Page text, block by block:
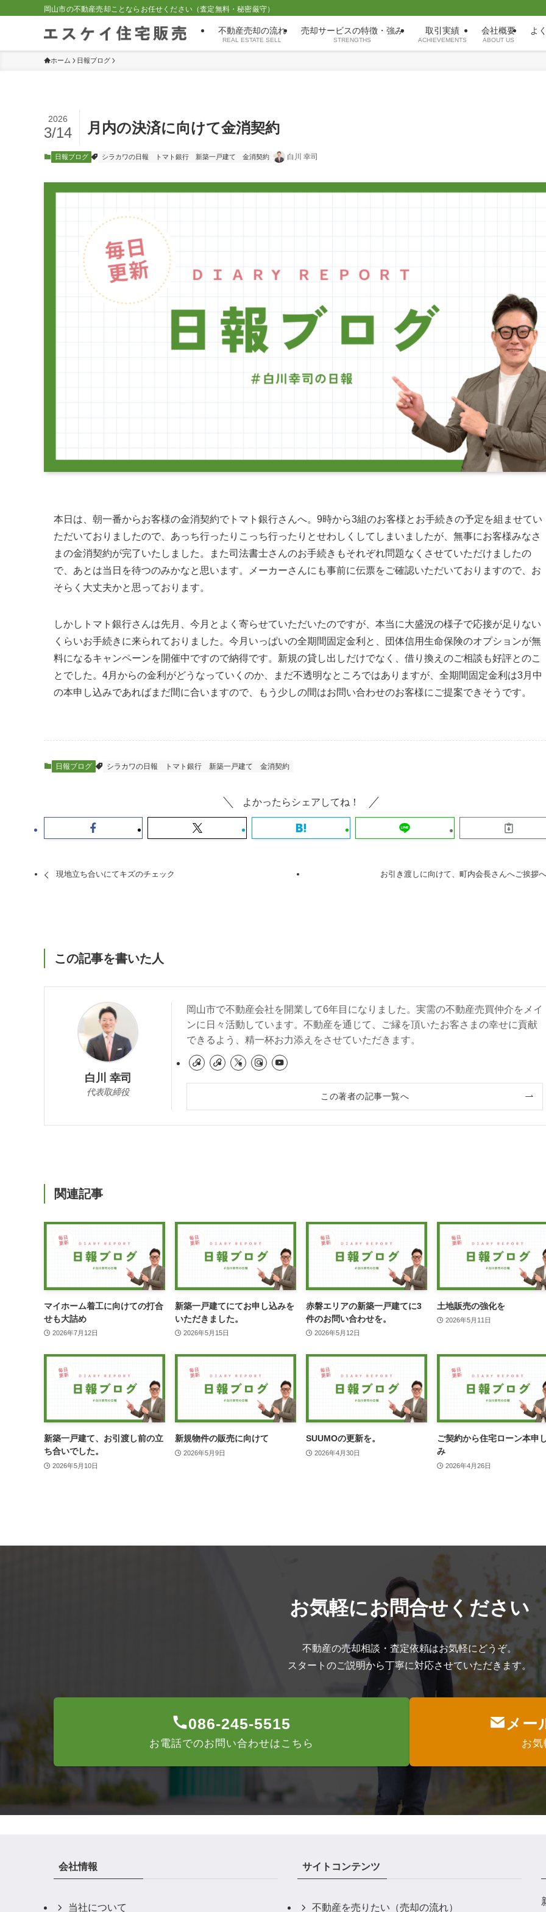
岡山市の不動産売却ことならお任せください（査定無料・秘密厳守）
不動産売却の流れ
REAL ESTATE SELL
売却サービスの特徴・強み
STRENGTHS
取引実績
ACHIEVEMENTS
会社概要
ABOUT US
よ
ホーム 日報ブログ
月内の決済に向けて金消契約
2026
3/14
日報ブログ シラカワの日報 トマト銀行 新築一戸建て 金消契約 白川 幸司
本日は、朝一番からお客様の金消契約でトマト銀行さんへ。9時から3組のお客様とお手続きの予定を組ませてい
ただいておりましたので、あっち行ったりこっち行ったりとせわしくしてしまいましたが、無事にお客様みなさ
まの金消契約が完了いたしました。また司法書士さんのお手続きもそれぞれ問題なくさせていただけましたの
で、あとは当日を待つのみかなと思います。メーカーさんにも事前に伝票をご確認いただいておりますので、お
そらく大丈夫かと思っております。
しかしトマト銀行さんは先月、今月とよく寄らせていただいたのですが、本当に大盛況の様子で応接が足りない
くらいお手続きに来られておりました。今月いっぱいの全期間固定金利と、団体信用生命保険のオプションが無
料になるキャンペーンを開催中ですので納得です。新規の貸し出しだけでなく、借り換えのご相談も好評とのこ
とでした。4月からの金利がどうなっていくのか、まだ不透明なところではありますが、全期間固定金利は3月中
の本申し込みであればまだ間に合いますので、もう少しの間はお問い合わせのお客様にご提案できそうです。
日報ブログ シラカワの日報 トマト銀行 新築一戸建て 金消契約
よかったらシェアしてね！
現地立ち合いにてキズのチェック お引き渡しに向けて、町内会長さんへご挨拶へ
この記事を書いた人
白川 幸司
代表取締役
岡山市で不動産会社を開業して6年目になりました。実需の不動産売買仲介をメイ
ンに日々活動しています。不動産を通じて、ご縁を頂いたお客さまの幸せに貢献
できるよう、精一杯お力添えをさせていただきます。
この著者の記事一覧へ
関連記事
マイホーム着工に向けての打合
せも大詰め
2026年7月12日
新築一戸建てにてお申し込みを
いただきました。
2026年5月15日
赤磐エリアの新築一戸建てに3
件のお問い合わせを。
2026年5月12日
土地販売の強化を
2026年5月11日
新築一戸建て、お引渡し前の立
ち合いでした。
2026年5月10日
新規物件の販売に向けて
2026年5月9日
SUUMOの更新を。
2026年4月30日
ご契約から住宅ローン本申
み
2026年4月26日
お気軽にお問合せください
不動産の売却相談・査定依頼はお気軽にどうぞ。
スタートのご説明から丁寧に対応させていただきます。
086-245-5515
お電話でのお問い合わせはこちら
メー
お
会社情報
当社について
サイトコンテンツ
不動産を売りたい（売却の流れ）